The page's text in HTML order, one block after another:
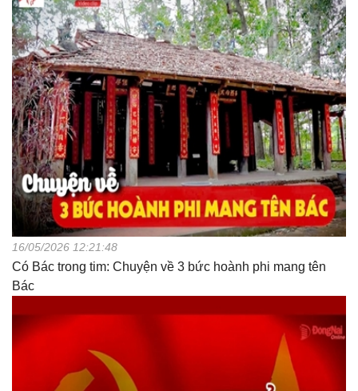
16/05/2026 12:21:48
Có Bác trong tim: Chuyện về 3 bức hoành phi mang tên
Bác